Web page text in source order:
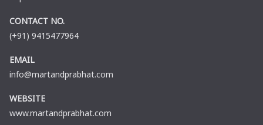
CONTACT NO.
(+91) 9415477964
EMAIL
info@martandprabhat.com
WEBSITE
www.martandprabhat.com